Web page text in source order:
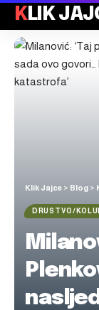
KLIK
Klik Jajce > Blog >
DRUSTVO/